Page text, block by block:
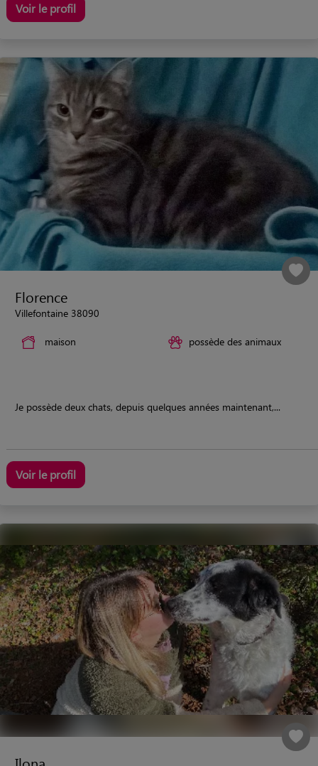
Voir le profil
Florence
Villefontaine 38090
maison possède des animaux
Je possède deux chats, depuis quelques années maintenant,...
Voir le profil